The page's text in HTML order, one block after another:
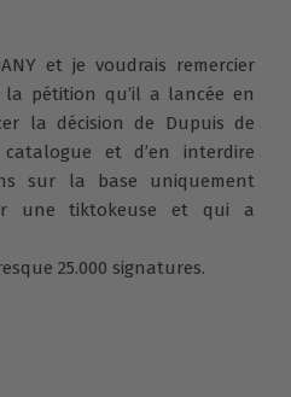
et je voudrais remercier
pétition qu’il a lancée en
la décision de Dupuis de
et d’en interdire
sur la base uniquement
une tiktokeuse et qui a
25.000 signatures.